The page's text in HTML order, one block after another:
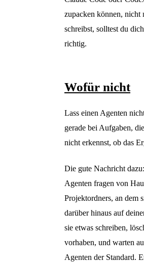
zupacken können,
schreibst, solltest du
richtig.
Wofür nicht
Lass einen Agenten
gerade bei Aufgaben,
nicht erkennst, ob das
Die gute Nachricht
Agenten fragen von
Projektordners, an dem
darüber hinaus auf
sie etwas schreiben,
vorhaben, und warten
Agenten der Standard.